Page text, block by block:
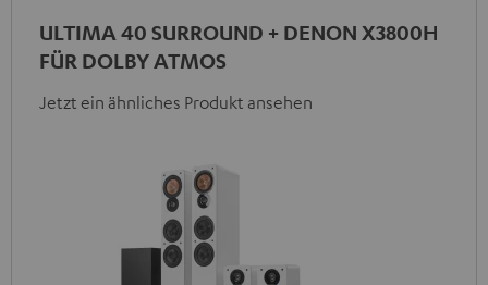
ULTIMA 40 SURROUND + DENON X3800H
FÜR DOLBY ATMOS
Jetzt ein ähnliches Produkt ansehen